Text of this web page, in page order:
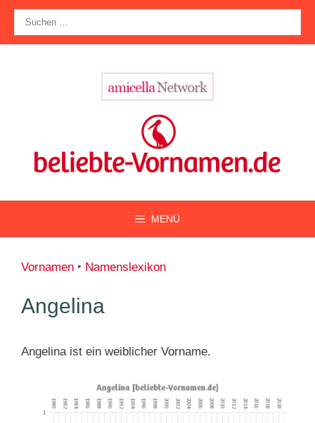
Zum
Inhalt
springen
nach:
MENÜ
Vornamen ‣ Namenslexikon
Angelina
Angelina ist ein weiblicher Vorname.